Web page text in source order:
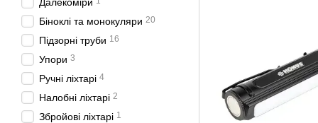
Біноклі та монокуляри 20
Підзорні труби 16
Упори 3
Ручні ліхтарі 4
Налобні ліхтарі 2
Збройові ліхтарі 1